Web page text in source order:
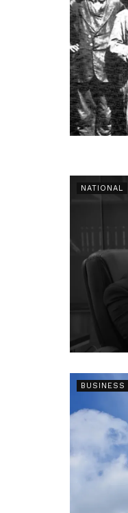
NATIONAL
BUSINESS